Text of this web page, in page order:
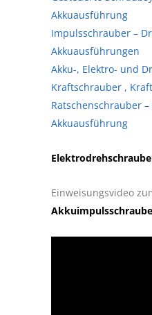
Akkuausführung
Impulsschrauber –
Akkuausführungen
Akku-, Elektro- und
Kraftschrauber ,
Ratschenschrauber
Akkuausführung
Einweisungsvideo